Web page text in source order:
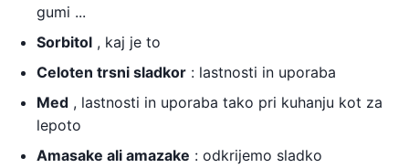
gumi ...
Sorbitol , kaj je to
Celoten trsni sladkor : lastnosti in uporaba
Med , lastnosti in uporaba tako pri kuhanju kot za
lepoto
Amasake ali amazake : odkrijemo sladko